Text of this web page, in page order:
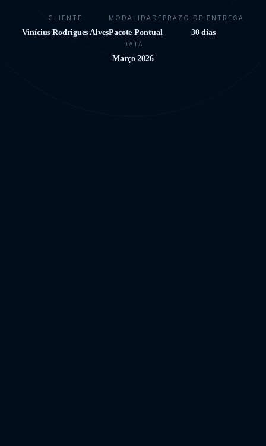
CLIENTE
Vinícius Rodrigues Alves
MODALIDADE
Pacote Pontual
PRAZO DE ENTREGA
30 dias
DATA
Março 2026